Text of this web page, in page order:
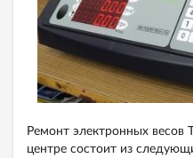
Ремонт электронных весов
центре состоит из